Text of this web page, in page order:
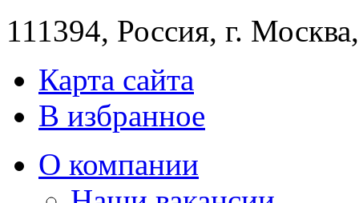
111394, Россия, г. Москва
Карта сайта
В избранное
О компании